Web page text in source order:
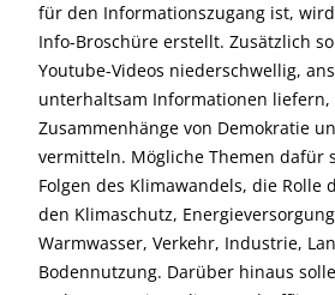
für den Informationszugang ist,
Info-Broschüre erstellt. Zusätzlich
Youtube-Videos niederschwellig,
unterhaltsam Informationen
Zusammenhänge von Demokratie
vermitteln. Mögliche Themen dafür
Folgen des Klimawandels, die Rolle
den Klimaschutz,
Warmwasser, Verkehr, Industrie,
Bodennutzung. Darüber hinaus